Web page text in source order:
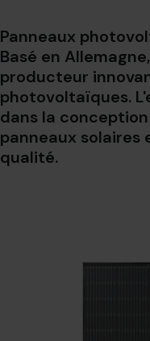
Panneaux
Basé en
producteur
photovoltaïques.
dans la
panneaux
qualité.